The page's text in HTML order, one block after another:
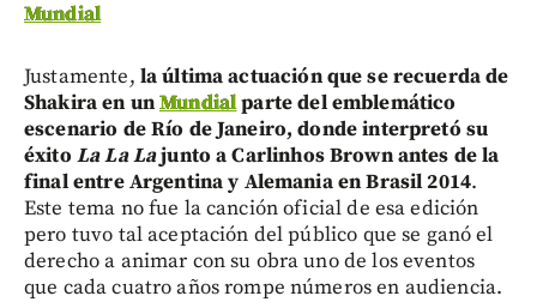
Mundial
Justamente, la última actuación que se recuerda de
Shakira en unMundialparte del emblemático
escenario de Río de Janeiro, donde interpretó su
éxito La La Lajunto a Carlinhos Brown antes de la
final entre Argentina y Alemania en Brasil 2014.
Este tema no fue la canción oficial de esa edición
pero tuvo tal aceptación del público que se ganó el
derecho a animar con su obra uno de los eventos
que cada cuatro años rompe números en audiencia.